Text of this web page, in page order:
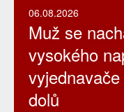
06.08.2026
Muž se
vysokého
dolů